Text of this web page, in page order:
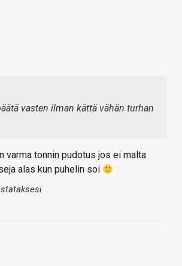
vasten ilman kättä vähän turhan
varma tonnin pudotus jos ei malta
alas kun puhelin soi